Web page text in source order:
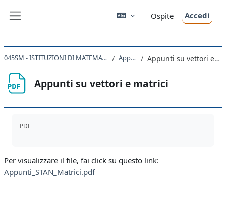
Ospite Accedi
045SM - ISTITUZIONI DI MATEMATICA 2024 Appunti Appunti su vettori e matrici
Appunti su vettori e matrici
PDF
Per visualizzare il file, fai click su questo link:
Appunti_STAN_Matrici.pdf